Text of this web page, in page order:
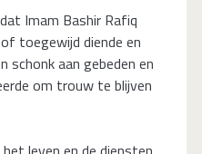
Imam Bashir Rafiq
toegewijd diende en
schonk aan gebeden en
om trouw te blijven